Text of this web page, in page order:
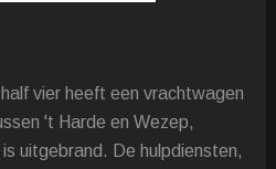
vier heeft een vrachtwagen
't Harde en Wezep,
uitgebrand. De hulpdiensten,